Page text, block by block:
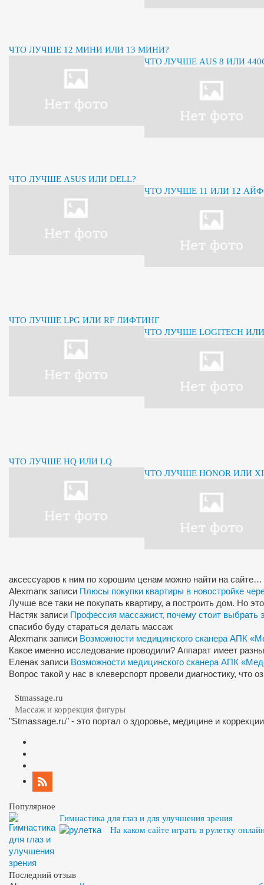
ЧТО ЛУЧШЕ 12 МИНИ ИЛИ 13 МИНИ?
ЧТО ЛУЧШЕ AUS 8 ИЛИ
ЧТО ЛУЧШЕ ASUS ИЛИ DELL?
ЧТО ЛУЧШЕ 11 ИЛИ 12
ЧТО ЛУЧШЕ LPG ИЛИ RF ЛИФТИНГ
ЧТО ЛУЧШЕ LOGITECH ИЛИ
ЧТО ЛУЧШЕ HQ ИЛИ LQ
ЧТО ЛУЧШЕ HONOR ИЛИ
аксессуаров к ним по хорошим ценам можно найти на сайте…
Alexmanк записи Плюсы покупки квартиры в новостройке
Лучше все таки не покупать квартиру, а построить дом. Но
Настяк записи Профессия массажист, почему стоит выбрать
спасибо буду стараться делать массаж
Alexmanк записи Возможности медицинского сканера АПК
Какое именно исследование проводили? Аппарат имеет
Еленак записи Возможности медицинского сканера АПК
Вопрос такой у нас в клеверспорт провели диагностику, что
Stmassage.ru
Массаж и коррекция фигуры
"Stmassage.ru" - это портал о здоровье, медицине и
Популярное
Гимнастика для глаз и для улучшения зрения
На каком сайте играть в рулетку
Последний отзыв